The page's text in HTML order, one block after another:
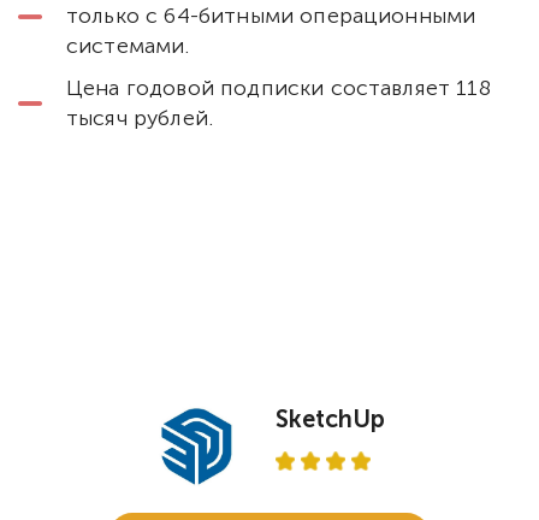
только с 64-битными операционными
системами.
Цена годовой подписки составляет 118
тысяч рублей.
SketchUp